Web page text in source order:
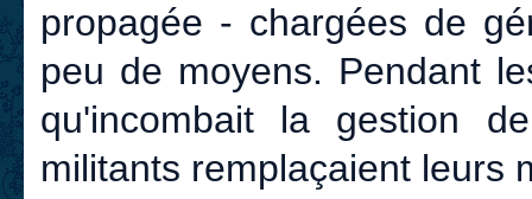
propagée - chargées de
peu de moyens. Pendant
qu'incombait la gestion
militants remplaçaient leurs